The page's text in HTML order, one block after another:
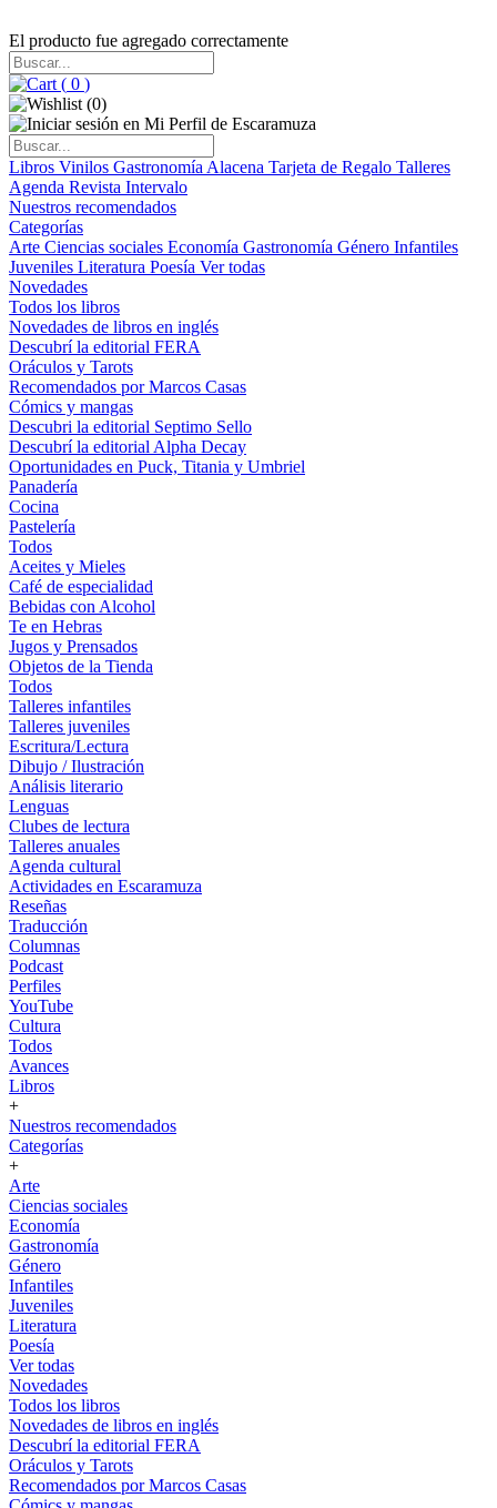
El producto fue agregado correctamente
( 0 )
(0)
Libros Vinilos Gastronomía Alacena Tarjeta de Regalo Talleres
Agenda Revista Intervalo
Nuestros recomendados
Categorías
Arte Ciencias sociales Economía Gastronomía Género Infantiles
Juveniles Literatura Poesía Ver todas
Novedades
Todos los libros
Novedades de libros en inglés
Descubrí la editorial FERA
Oráculos y Tarots
Recomendados por Marcos Casas
Cómics y mangas
Descubri la editorial Septimo Sello
Descubrí la editorial Alpha Decay
Oportunidades en Puck, Titania y Umbriel
Panadería
Cocina
Pastelería
Todos
Aceites y Mieles
Café de especialidad
Bebidas con Alcohol
Te en Hebras
Jugos y Prensados
Objetos de la Tienda
Todos
Talleres infantiles
Talleres juveniles
Escritura/Lectura
Dibujo / Ilustración
Análisis literario
Lenguas
Clubes de lectura
Talleres anuales
Agenda cultural
Actividades en Escaramuza
Reseñas
Traducción
Columnas
Podcast
Perfiles
YouTube
Cultura
Todos
Avances
Libros
+
Nuestros recomendados
Categorías
+
Arte
Ciencias sociales
Economía
Gastronomía
Género
Infantiles
Juveniles
Literatura
Poesía
Ver todas
Novedades
Todos los libros
Novedades de libros en inglés
Descubrí la editorial FERA
Oráculos y Tarots
Recomendados por Marcos Casas